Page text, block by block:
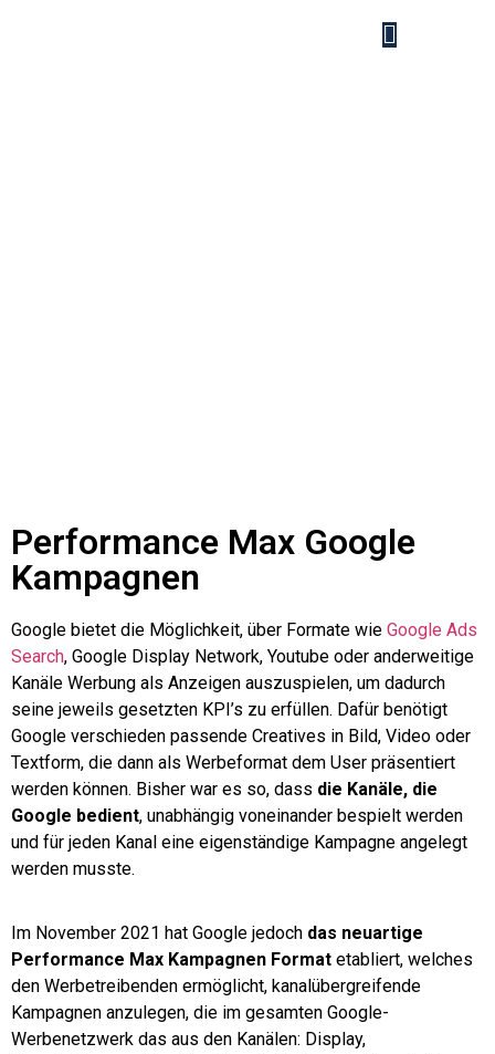
Performance Max Google
Kampagnen
Google bietet die Möglichkeit, über Formate wie Google Ads
Search, Google Display Network, Youtube oder anderweitige
Kanäle Werbung als Anzeigen auszuspielen, um dadurch
seine jeweils gesetzten KPI’s zu erfüllen. Dafür benötigt
Google verschieden passende Creatives in Bild, Video oder
Textform, die dann als Werbeformat dem User präsentiert
werden können. Bisher war es so, dass die Kanäle, die
Google bedient, unabhängig voneinander bespielt werden
und für jeden Kanal eine eigenständige Kampagne angelegt
werden musste.
Im November 2021 hat Google jedoch das neuartige
Performance Max Kampagnen Format etabliert, welches
den Werbetreibenden ermöglicht, kanalübergreifende
Kampagnen anzulegen, die im gesamten Google-
Werbenetzwerk das aus den Kanälen: Display,